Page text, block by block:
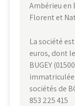
Ambérieu en
Florent et
La société
euros, dont
BUGEY
sociétés de
853 225 415